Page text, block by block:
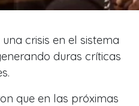
crisis en el sistema
duras críticas
que en las próximas